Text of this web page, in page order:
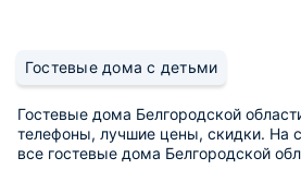
Гостевые дома с детьми
Гостевые дома Белгородской
телефоны, лучшие цены, скидки. На
все гостевые дома Белгородской